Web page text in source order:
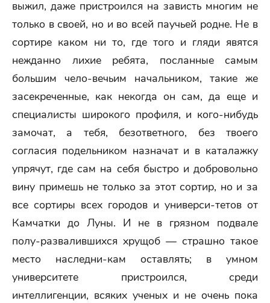
выжил, даже пристроился на зависть многим не
только в своей, но и во всей паучьей родне. Не в
сортире каком ни то, где того и гляди явятся
нежданно лихие ребята, посланные самым
большим чело-вечьим начальником, такие же
засекреченные, как некогда он сам, да еще и
специалисты широкого профиля, и кого-нибудь
замочат, а тебя, безответного, без твоего
согласия подельником назначат и в каталажку
упрячут, где сам на себя быстро и добровольно
вину примешь не только за этот сортир, но и за
все сортиры всех городов и универси-тетов от
Камчатки до Луны. И не в грязном подвале
полу-развалившихся хрущоб — страшно такое
место наследни-кам оставлять; в умном
университете пристроился, среди
интеллигенции, всяких ученых и не очень пока